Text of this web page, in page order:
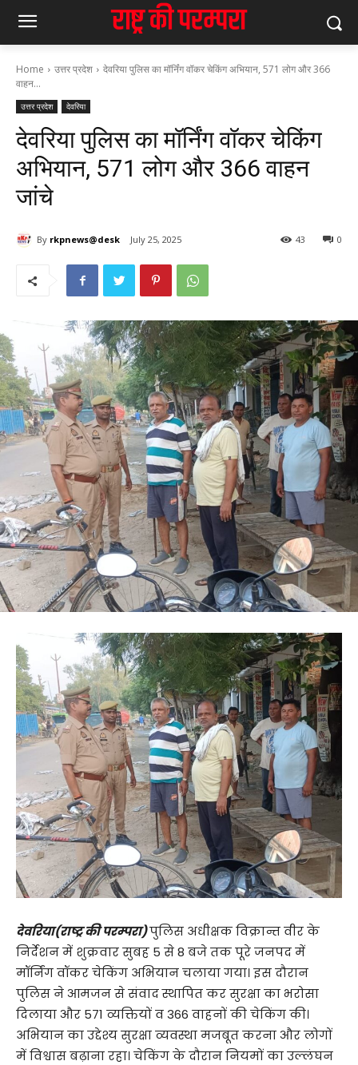
Home उत्तर प्रदेश
देवरिया पुलिस का मॉर्निंग वॉकर चेकिंग अभियान, 571 लोग और 366
वाहन...
उत्तर प्रदेश देवरिया
देवरिया पुलिस का मॉर्निंग वॉकर चेकिंग
अभियान, 571 लोग और 366 वाहन
जांचे
By rkpnews@desk July 25, 2025 0
43
देवरिया(राष्ट्र की परम्परा)पुलिस अधीक्षक विक्रान्त वीर के
निर्देशन में शुक्रवार सुबह 5 से 8 बजे तक पूरे जनपद में
मॉर्निंग वॉकर चेकिंग अभियान चलाया गया। इस दौरान
पुलिस ने आमजन से संवाद स्थापित कर सुरक्षा का भरोसा
दिलाया और 571 व्यक्तियों व 366 वाहनों की चेकिंग की।
अभियान का उद्देश्य सुरक्षा व्यवस्था मजबूत करना और लोगों
में विश्वास बढ़ाना रहा। चेकिंग के दौरान नियमों का उल्लंघन